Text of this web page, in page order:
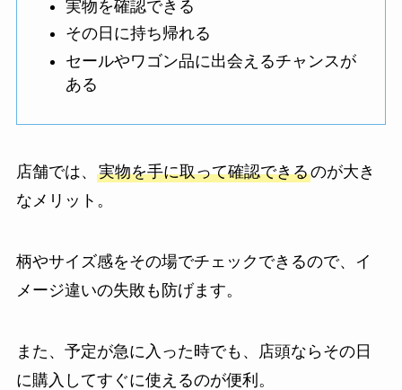
実物を確認できる
その日に持ち帰れる
セールやワゴン品に出会えるチャンスが
ある
店舗では、 実物を手に取って確認できるのが大き
なメリット。
柄やサイズ感をその場でチェックできるので、イ
メージ違いの失敗も防げます。
また、予定が急に入った時でも、店頭ならその日
に購入してすぐに使えるのが便利。